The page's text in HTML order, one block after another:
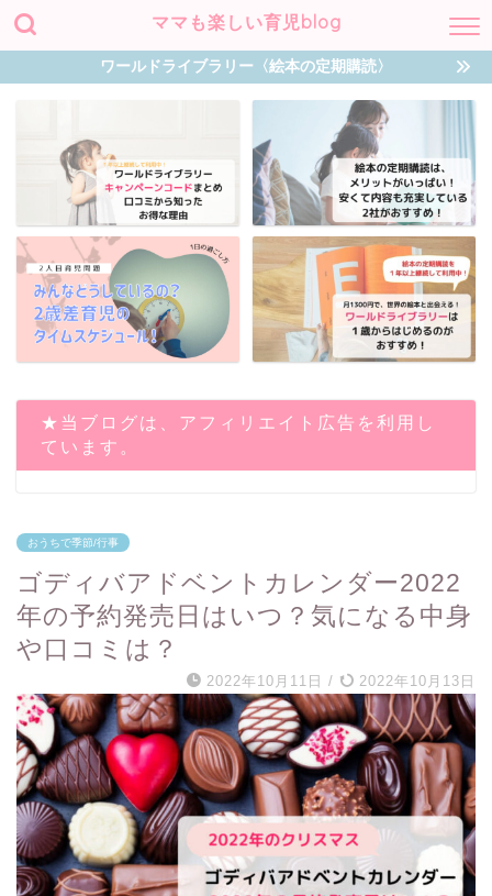
ママも楽しい育児blog
ワールドライブラリー〈絵本の定期購読〉
★当ブログは、アフィリエイト広告を利用し
ています。
おうちで季節/行事
ゴディバアドベントカレンダー2022
年の予約発売日はいつ？気になる中身
や口コミは？
2022年10月11日 / 2022年10月13日